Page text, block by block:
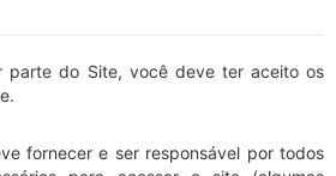
parte do Site, você deve ter aceito os
fornecer e ser responsável por todos